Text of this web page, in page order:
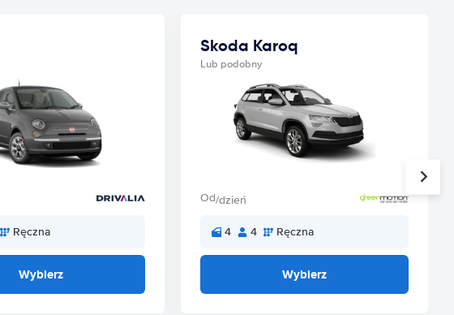
Ręczna
Wybierz
Skoda Karoq
Lub podobny
Od/dzień
4 4 Ręczna
Wybierz